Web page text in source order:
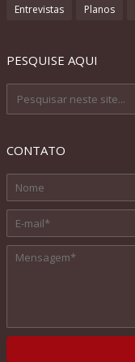
Entrevistas
Planos
PESQUISE AQUI
CONTATO